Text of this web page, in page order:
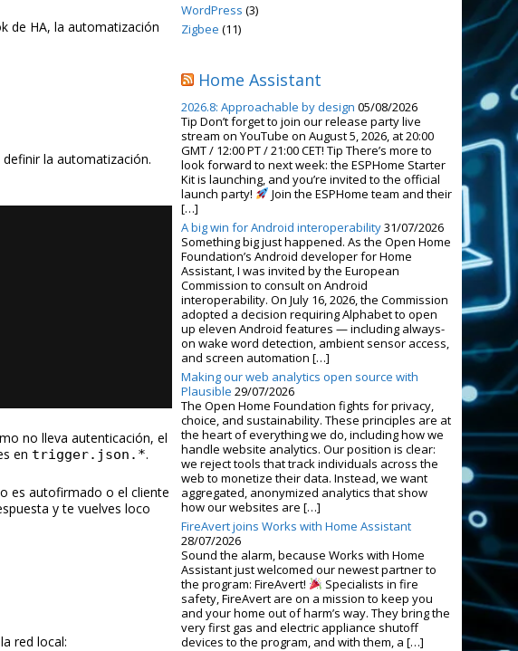
de HA, la automatización
la automatización.
no lleva autenticación, el
en trigger.json.*.
es autofirmado o el cliente
y te vuelves loco
red local:
WordPress (3)
Zigbee (11)
Home Assistant
2026.8: Approachable by design 05/08/2026
Tip Don’t forget to join our release party live
stream on YouTube on August 5, 2026, at 20:00
GMT / 12:00 PT / 21:00 CET! Tip There’s more to
look forward to next week: the ESPHome Starter
Kit is launching, and you’re invited to the official
launch party!
Join the ESPHome team and their
[…]
A big win for Android interoperability31/07/2026
Something big just happened. As the Open Home
Foundation’s Android developer for Home
Assistant, I was invited by the European
Commission to consult on Android
interoperability. On July 16, 2026, the Commission
adopted a decision requiring Alphabet to open
up eleven Android features — including always-
on wake word detection, ambient sensor access,
and screen automation […]
Making our web analytics open source with
Plausible 29/07/2026
The Open Home Foundation fights for privacy,
choice, and sustainability. These principles are at
the heart of everything we do, including how we
handle website analytics. Our position is clear:
we reject tools that track individuals across the
web to monetize their data. Instead, we want
aggregated, anonymized analytics that show
how our websites are […]
FireAvert joins Works with Home Assistant
28/07/2026
Sound the alarm, because Works with Home
Assistant just welcomed our newest partner to
the program: FireAvert!
Specialists in fire
safety, FireAvert are on a mission to keep you
and your home out of harm’s way. They bring the
very first gas and electric appliance shutoff
devices to the program, and with them, a […]